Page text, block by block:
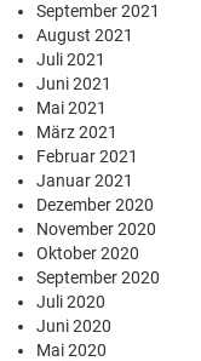
September 2021
August 2021
Juli 2021
Juni 2021
Mai 2021
März 2021
Februar 2021
Januar 2021
Dezember 2020
November 2020
Oktober 2020
September 2020
Juli 2020
Juni 2020
Mai 2020